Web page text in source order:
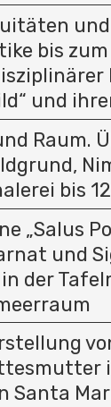
bis
und
Raum.
bis
„Salus
und
der
Santa